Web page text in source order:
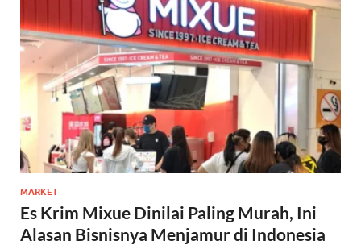
MARKET
Es Krim Mixue Dinilai Paling Murah, Ini
Alasan Bisnisnya Menjamur di Indonesia